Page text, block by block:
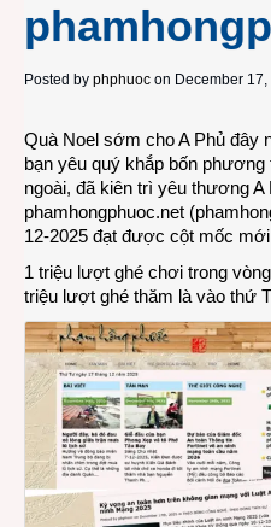
Posted by phphuoc on December 17,
Quà Noel sớm cho A Phủ đây
bạn yêu quý khắp bốn
ngoài, đã kiên trì yêu thương A
phamhongphuoc.net
12-2025 đạt được cột mốc
1 triệu lượt ghé chơi trong
triệu lượt ghé thăm là vào thứ